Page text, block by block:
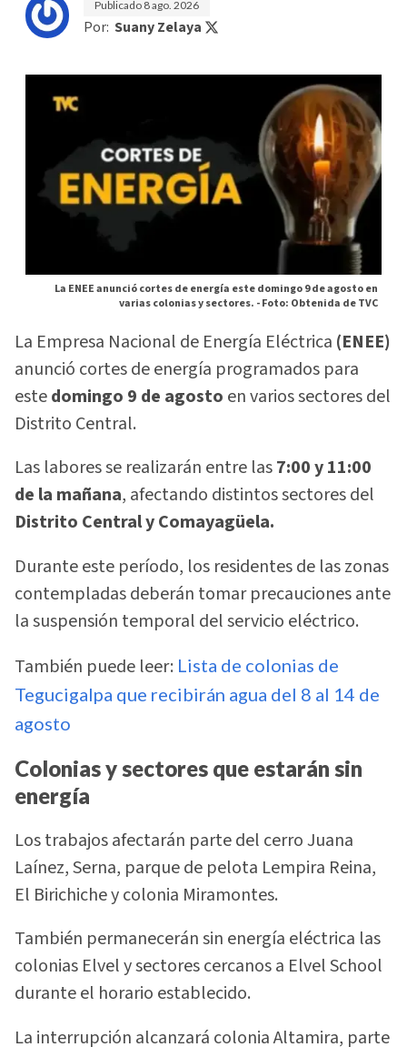
Publicado 8 ago. 2026
Por: Suany Zelaya
La ENEE anunció cortes de energía este domingo 9 de agosto en
varias colonias y sectores. -Foto: Obtenida de TVC
La Empresa Nacional de Energía Eléctrica (ENEE)
anunció cortes de energía programados para
estedomingo 9 de agosto en varios sectores del
Distrito Central.
Las labores se realizarán entre las7:00 y 11:00
de la mañana, afectando distintos sectores del
Distrito Central y Comayagüela.
Durante este período, los residentes de las zonas
contempladas deberán tomar precauciones ante
la suspensión temporal del servicio eléctrico.
También puede leer: Lista de colonias de
Tegucigalpa que recibirán agua del 8 al 14 de
agosto
Colonias y sectores que estarán sin
energía
Los trabajos afectarán parte del cerro Juana
Laínez, Serna, parque de pelota Lempira Reina,
El Birichiche y colonia Miramontes.
También permanecerán sin energía eléctrica las
colonias Elvel y sectores cercanos a Elvel School
durante el horario establecido.
La interrupción alcanzará colonia Altamira, parte